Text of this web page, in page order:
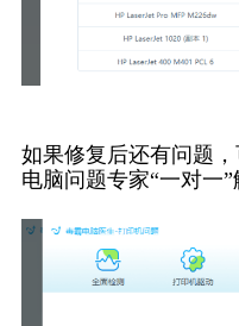
如果修复后还有问题
电脑问题专家“一对一